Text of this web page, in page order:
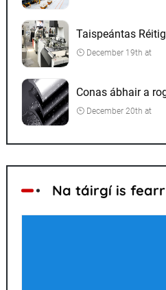
December 19th at
December 20th at
Na táirgí is fearr